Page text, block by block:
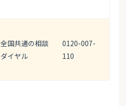
全国共通の相談
ダイヤル
0120-007-
110